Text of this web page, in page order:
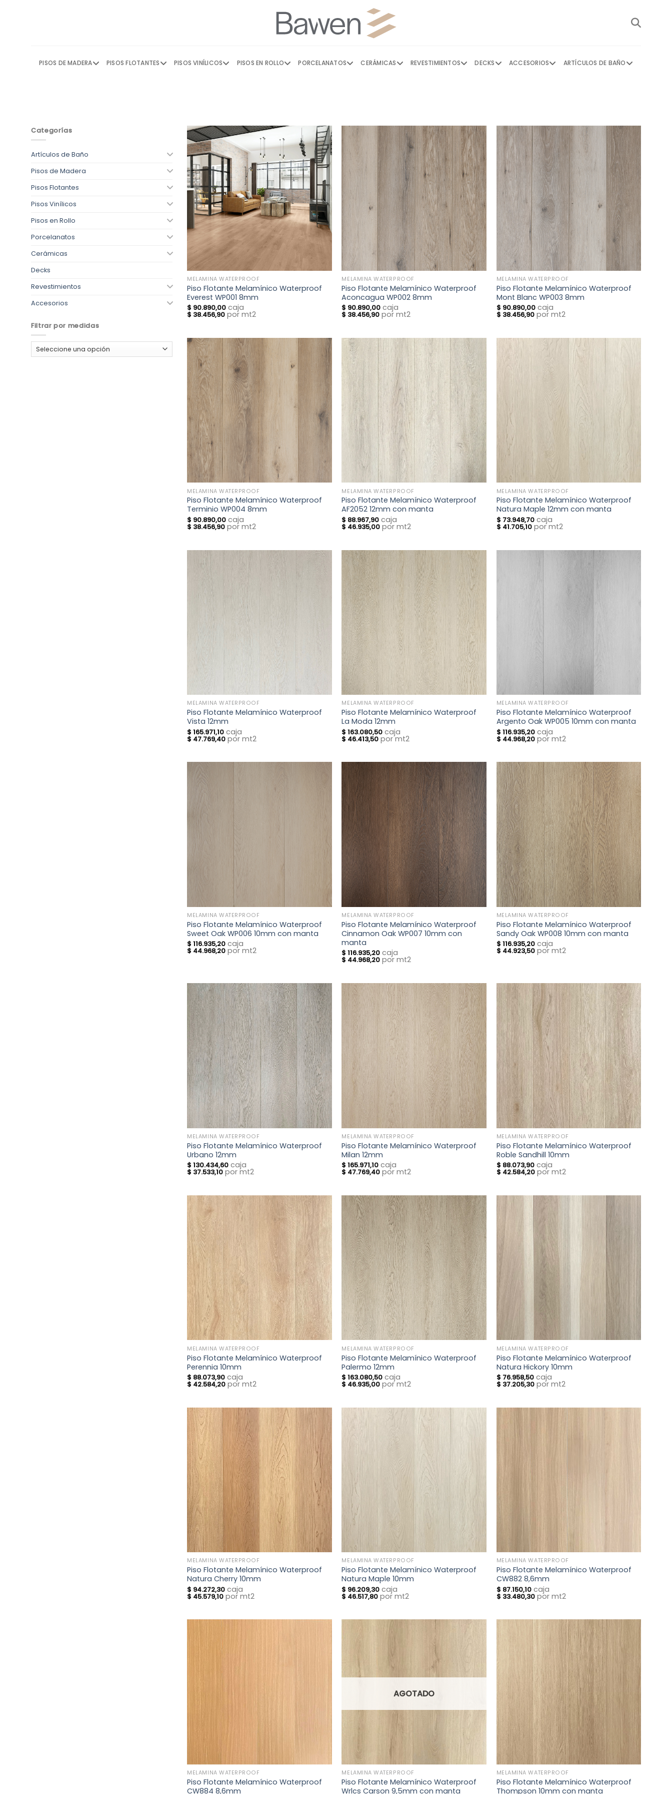
PISOS DE MADERA PISOS FLOTANTES PISOS VINÍLICOS PISOS EN ROLLO PORCELANATOS CERÁMICAS REVESTIMIENTOS DECKS ACCESORIOS ARTÍCULOS DE BAÑO
Categorías
Artículos de Baño
Pisos de Madera
Pisos Flotantes
Pisos Vinílicos
Pisos en Rollo
Porcelanatos
Cerámicas
Decks
Revestimientos
Accesorios
Filtrar por medidas
MELAMINA WATERPROOF
Piso Flotante Melamínico Waterproof
Everest WP001 8mm
$ 90.890,00 caja
$ 38.456,90 por mt2
MELAMINA WATERPROOF
Piso Flotante Melamínico Waterproof
Aconcagua WP002 8mm
$ 90.890,00 caja
$ 38.456,90 por mt2
MELAMINA WATERPROOF
Piso Flotante Melamínico Waterproof
Mont Blanc WP003 8mm
$ 90.890,00 caja
$ 38.456,90 por mt2
MELAMINA WATERPROOF
Piso Flotante Melamínico Waterproof
Terminio WP004 8mm
$ 90.890,00 caja
$ 38.456,90 por mt2
MELAMINA WATERPROOF
Piso Flotante Melamínico Waterproof
AF2052 12mm con manta
$ 88.967,90 caja
$ 46.935,00 por mt2
MELAMINA WATERPROOF
Piso Flotante Melamínico Waterproof
Natura Maple 12mm con manta
$ 73.948,70 caja
$ 41.705,10 por mt2
MELAMINA WATERPROOF
Piso Flotante Melamínico Waterproof
Vista 12mm
$ 165.971,10 caja
$ 47.769,40 por mt2
MELAMINA WATERPROOF
Piso Flotante Melamínico Waterproof
La Moda 12mm
$ 163.080,50 caja
$ 46.413,50 por mt2
MELAMINA WATERPROOF
Piso Flotante Melamínico Waterproof
Argento Oak WP005 10mm con manta
$ 116.935,20 caja
$ 44.968,20 por mt2
MELAMINA WATERPROOF
Piso Flotante Melamínico Waterproof
Sweet Oak WP006 10mm con manta
$ 116.935,20 caja
$ 44.968,20 por mt2
MELAMINA WATERPROOF
Piso Flotante Melamínico Waterproof
Cinnamon Oak WP007 10mm con
manta
$ 116.935,20 caja
$ 44.968,20 por mt2
MELAMINA WATERPROOF
Piso Flotante Melamínico Waterproof
Sandy Oak WP008 10mm con manta
$ 116.935,20 caja
$ 44.923,50 por mt2
MELAMINA WATERPROOF
Piso Flotante Melamínico Waterproof
Urbano 12mm
$ 130.434,60 caja
$ 37.533,10 por mt2
MELAMINA WATERPROOF
Piso Flotante Melamínico Waterproof
Milan 12mm
$ 165.971,10 caja
$ 47.769,40 por mt2
MELAMINA WATERPROOF
Piso Flotante Melamínico Waterproof
Roble Sandhill 10mm
$ 88.073,90 caja
$ 42.584,20 por mt2
MELAMINA WATERPROOF
Piso Flotante Melamínico Waterproof
Perennia 10mm
$ 88.073,90 caja
$ 42.584,20 por mt2
MELAMINA WATERPROOF
Piso Flotante Melamínico Waterproof
Palermo 12mm
$ 163.080,50 caja
$ 46.935,00 por mt2
MELAMINA WATERPROOF
Piso Flotante Melamínico Waterproof
Natura Hickory 10mm
$ 76.958,50 caja
$ 37.205,30 por mt2
MELAMINA WATERPROOF
Piso Flotante Melamínico Waterproof
Natura Cherry 10mm
$ 94.272,30 caja
$ 45.579,10 por mt2
MELAMINA WATERPROOF
Piso Flotante Melamínico Waterproof
Natura Maple 10mm
$ 96.209,30 caja
$ 46.517,80 por mt2
MELAMINA WATERPROOF
Piso Flotante Melamínico Waterproof
CW882 8,6mm
$ 87.150,10 caja
$ 33.480,30 por mt2
MELAMINA WATERPROOF
Piso Flotante Melamínico Waterproof
CW884 8,6mm
AGOTADO
MELAMINA WATERPROOF
Piso Flotante Melamínico Waterproof
Wrlcs Carson 9,5mm con manta
MELAMINA WATERPROOF
Piso Flotante Melamínico Waterproof
Thompson 10mm con manta